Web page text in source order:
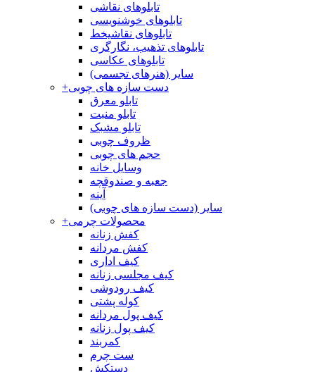
تابلوهای نقاشی
تابلوهای خوشنویسی
تابلوهای نقاشیخط
تابلوهای تذهیب، نگارگری
تابلوهای عکاسی
سایر (هنرهای تجسمی)
+دست سازه های چوبی
تابلو معرق
تابلو منبت
تابلو مشبک
ظروف چوبی
حجم های چوبی
وسایل خانه
جعبه و صندوقچه
آینه
سایر (دست سازه های چوبی)
+محصولات چرمی
کفش زنانه
کفش مردانه
کیف اداری
کیف مجلسی زنانه
کیف رودوشی
کوله پشتی
کیف پول مردانه
کیف پول زنانه
کمربند
ست چرم
دستکش